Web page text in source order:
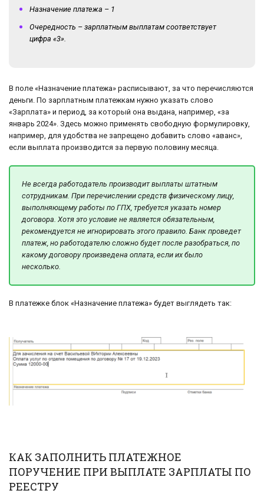
Назначение платежа – 1
Очередность – зарплатным выплатам соответствует
цифра «3».
В поле «Назначение платежа» расписывают, за что перечисляются
деньги. По зарплатным платежкам нужно указать слово
«Зарплата» и период, за который она выдана, например, «за
январь 2024». Здесь можно применять свободную формулировку,
например, для удобства не запрещено добавить слово «аванс»,
если выплата производится за первую половину месяца.
Не всегда работодатель производит выплаты штатным
сотрудникам. При перечислении средств физическому лицу,
выполняющему работы по ГПХ, требуется указать номер
договора. Хотя это условие не является обязательным,
рекомендуется не игнорировать этого правило. Банк проведет
платеж, но работодателю сложно будет после разобраться, по
какому договору произведена оплата, если их было
несколько.
В платежке блок «Назначение платежа» будет выглядеть так:
КАК ЗАПОЛНИТЬ ПЛАТЕЖНОЕ
ПОРУЧЕНИЕ ПРИ ВЫПЛАТЕ ЗАРПЛАТЫ ПО
РЕЕСТРУ